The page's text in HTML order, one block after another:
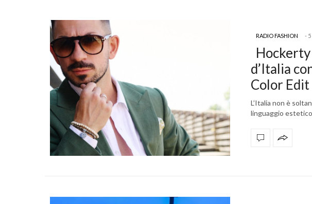
RADIO FASHION
d’Italia
Color Edit
L’Italia non è
linguaggio